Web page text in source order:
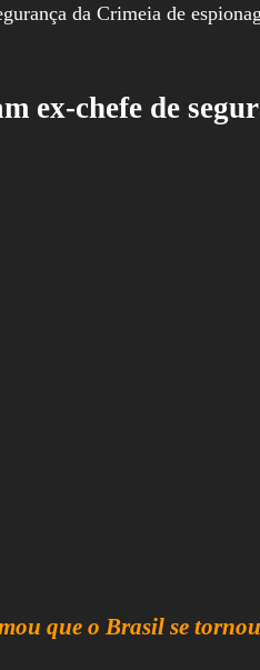
ex-chefe de
que o Brasil se